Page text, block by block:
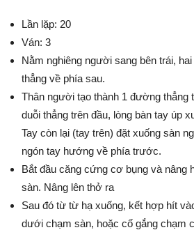
Lần lặp: 20
Ván: 3
Nằm nghiêng người sang bên trái,
thẳng về phía sau.
Thân người tạo thành 1 đường thẳng
duỗi thẳng trên đầu, lòng bàn tay úp
Tay còn lại (tay trên) đặt xuống sàn
ngón tay hướng về phía trước.
Bắt đầu căng cứng cơ bụng và nâng
sàn. Nâng lên thở ra
Sau đó từ từ hạ xuống, kết hợp hít
dưới chạm sàn, hoặc cố gắng chạm